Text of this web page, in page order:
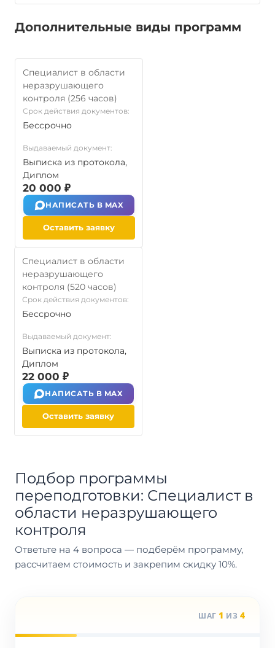
Дополнительные виды программ
Специалист в области
неразрушающего
контроля (256 часов)
Срок действия документов:
Бессрочно
Выдаваемый документ:
Выписка из протокола,
Диплом
20 000 ₽
НАПИСАТЬ В MAX
Оставить заявку
Специалист в области
неразрушающего
контроля (520 часов)
Срок действия документов:
Бессрочно
Выдаваемый документ:
Выписка из протокола,
Диплом
22 000 ₽
НАПИСАТЬ В MAX
Оставить заявку
Подбор программы
переподготовки: Специалист в
области неразрушающего
контроля
Ответьте на 4 вопроса — подберём программу,
рассчитаем стоимость и закрепим скидку 10%.
ШАГ 1 ИЗ 4